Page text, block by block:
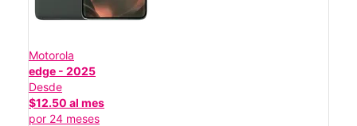
Motorola
edge - 2025
Desde
$12.50 al mes
por 24 meses